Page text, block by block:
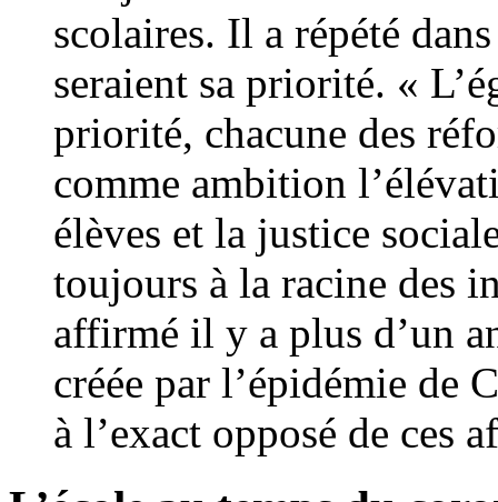
scolaires. Il a répété
seraient sa priorité. «
priorité, chacune des
comme ambition
élèves et la justice
toujours à la racine des
affirmé il y a plus d’un
créée par l’épidémie de
à l’exact opposé de ces